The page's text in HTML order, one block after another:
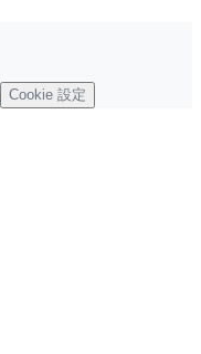
Cookie 設定